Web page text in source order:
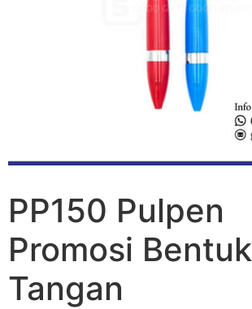
PP150 Pulpen
Promosi Bentuk
Tangan